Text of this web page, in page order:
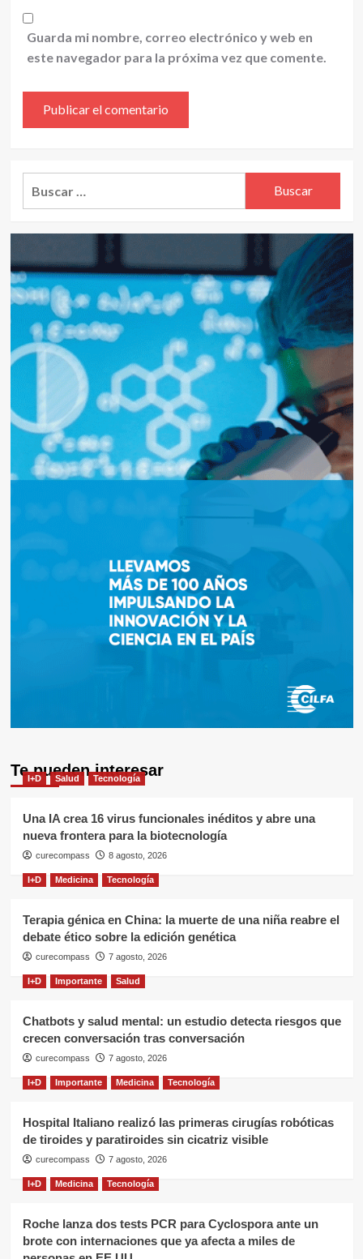
Guarda mi nombre, correo electrónico y web en
este navegador para la próxima vez que comente.
Te pueden interesar
I+D Salud Tecnología
Una IA crea 16 virus funcionales inéditos y abre una
nueva frontera para la biotecnología
curecompass 8 agosto, 2026
I+D Medicina Tecnología
Terapia génica en China: la muerte de una niña reabre el
debate ético sobre la edición genética
curecompass 7 agosto, 2026
I+D Importante Salud
Chatbots y salud mental: un estudio detecta riesgos que
crecen conversación tras conversación
curecompass 7 agosto, 2026
I+D Importante Medicina Tecnología
Hospital Italiano realizó las primeras cirugías robóticas
de tiroides y paratiroides sin cicatriz visible
curecompass 7 agosto, 2026
I+D Medicina Tecnología
Roche lanza dos tests PCR para Cyclospora ante un
brote con internaciones que ya afecta a miles de